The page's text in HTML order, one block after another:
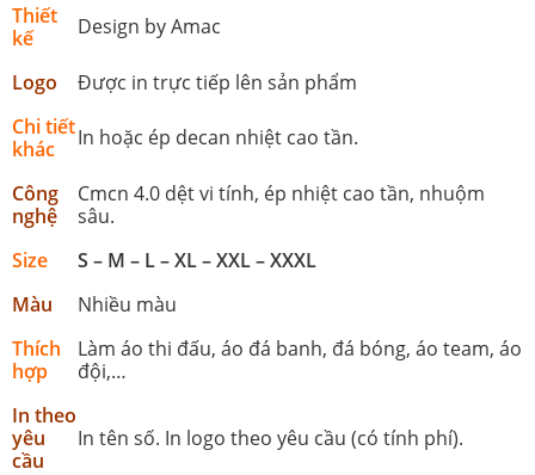
Thiết
kế
Design by Amac
Logo
Được in trực tiếp lên sản phẩm
Chi tiết
khác
In hoặc ép decan nhiệt cao tần.
Công
nghệ
Cmcn 4.0 dệt vi tính, ép nhiệt cao tần, nhuộm
sâu.
Size
S – M – L – XL – XXL – XXXL
Màu
Nhiều màu
Thích
hợp
Làm áo thi đấu, áo đá banh, đá bóng, áo team, áo
đội,…
In theo
yêu
cầu
In tên số. In logo theo yêu cầu (có tính phí).